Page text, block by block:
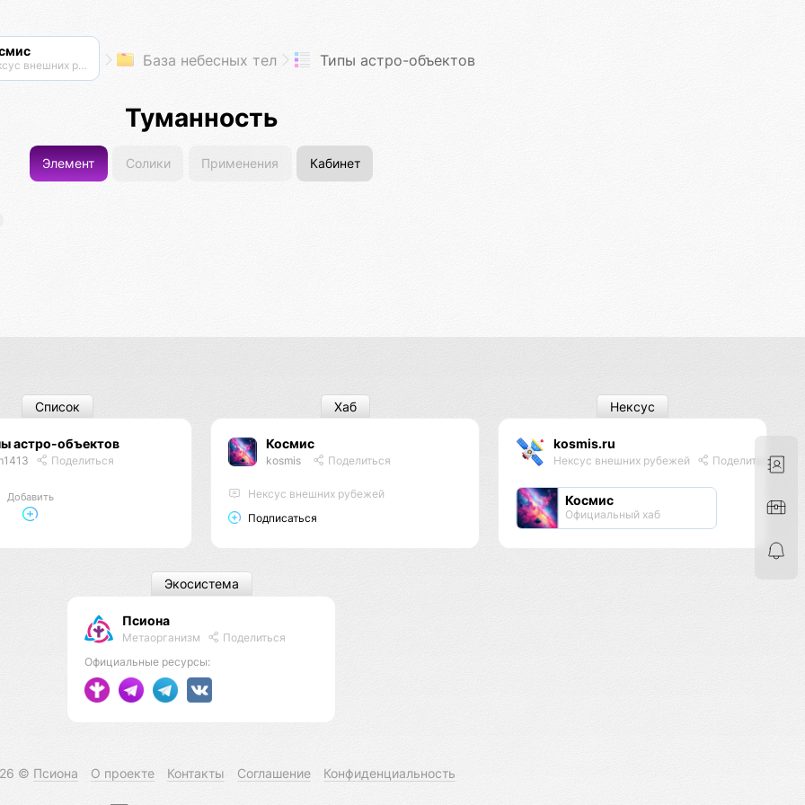
Нексус внешних рубежей База небесных тел Типы астро-объектов
Туманность
Элемент Солики Применения Кабинет
астро-объектов
Поделиться
Добавить
Список
Космис
kosmis Поделиться
Нексус внешних рубежей
Подписаться
Хаб
kosmis.ru
Нексус внешних рубежей Поделиться
Космис
Официальный хаб
Нексус
Псиона
Метаорганизм
Поделиться
Официальные ресурсы:
Экосистема
© Псиона О проекте Контакты Соглашение Конфиденциальность